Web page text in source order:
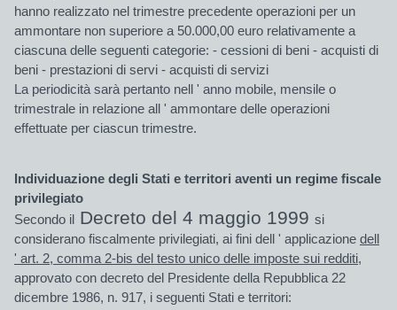
hanno realizzato nel trimestre precedente operazioni per un
ammontare non superiore a 50.000,00 euro relativamente a
ciascuna delle seguenti categorie: - cessioni di beni - acquisti di
beni - prestazioni di servi - acquisti di servizi
La periodicità sarà pertanto nell ' anno mobile, mensile o
trimestrale in relazione all ' ammontare delle operazioni
effettuate per ciascun trimestre.
Individuazione degli Stati e territori aventi un regime fiscale
privilegiato
Secondo il Decreto del 4 maggio 1999 si
considerano fiscalmente privilegiati, ai fini dell ' applicazione dell
' art. 2, comma 2-bis del testo unico delle imposte sui redditi,
approvato con decreto del Presidente della Repubblica 22
dicembre 1986, n. 917, i seguenti Stati e territori: